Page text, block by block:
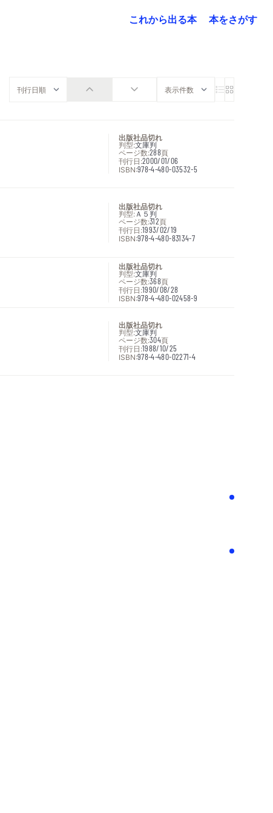
これから出る本
本をさがす
出版社品切れ
判型:文庫判
ページ数:288頁
刊行日:2000/01/06
ISBN:978-4-480-03532-5
出版社品切れ
判型:Ａ５判
ページ数:312頁
刊行日:1993/02/19
ISBN:978-4-480-83134-7
出版社品切れ
判型:文庫判
ページ数:368頁
刊行日:1990/08/28
ISBN:978-4-480-02458-9
出版社品切れ
判型:文庫判
ページ数:304頁
刊行日:1988/10/25
ISBN:978-4-480-02271-4